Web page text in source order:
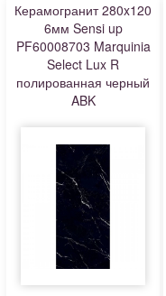
Керамогранит 280x120
6мм Sensi up
PF60008703 Marquinia
Select Lux R
полированная черный
ABK